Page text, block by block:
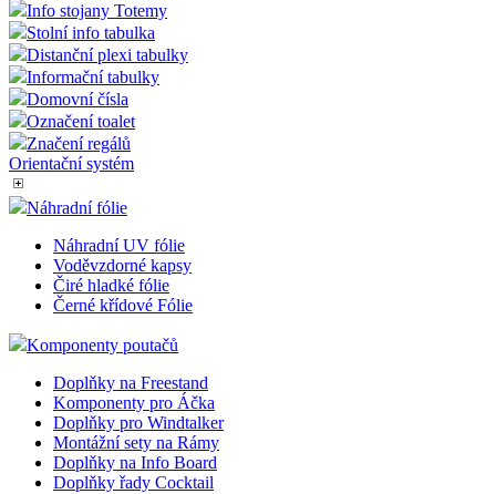
Info stojany Totemy
Stolní info tabulka
Distanční plexi tabulky
Informační tabulky
Domovní čísla
Označení toalet
Značení regálů
Orientační systém
Náhradní fólie
Náhradní UV fólie
Voděvzdorné kapsy
Čiré hladké fólie
Černé křídové Fólie
Komponenty poutačů
Doplňky na Freestand
Komponenty pro Áčka
Doplňky pro Windtalker
Montážní sety na Rámy
Doplňky na Info Board
Doplňky řady Cocktail